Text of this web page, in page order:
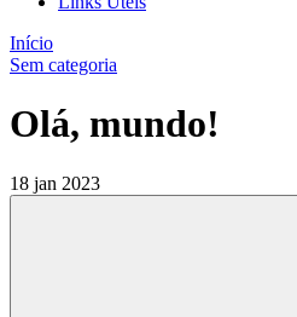
Início
Sem categoria
Olá, mundo!
18 jan 2023